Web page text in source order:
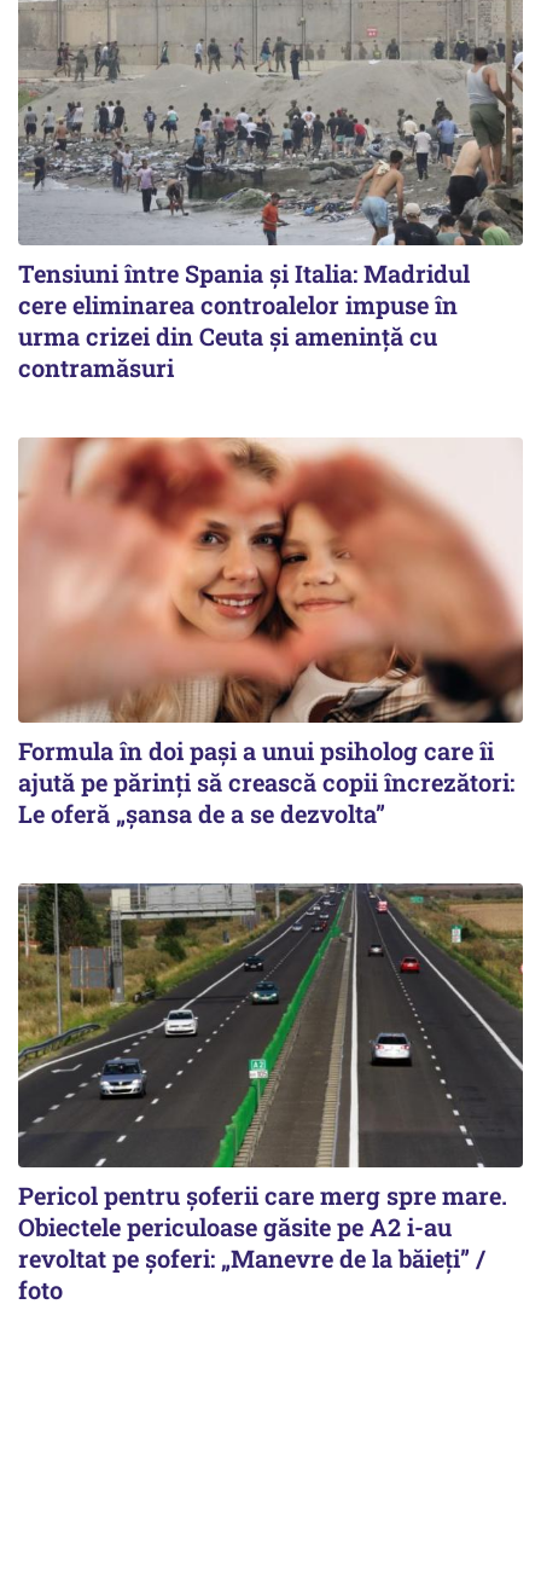
Tensiuni între Spania și Italia: Madridul
cere eliminarea controalelor impuse în
urma crizei din Ceuta și amenință cu
contramăsuri
Formula în doi pași a unui psiholog care îi
ajută pe părinți să crească copii încrezători:
Le oferă „șansa de a se dezvolta”
Pericol pentru șoferii care merg spre mare.
Obiectele periculoase găsite pe A2 i-au
revoltat pe șoferi: „Manevre de la băieți” /
foto